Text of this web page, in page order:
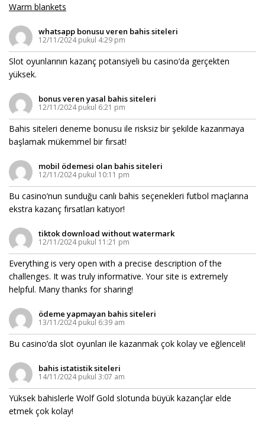
Warm blankets
whatsapp bonusu veren bahis siteleri
12/11/2024 pukul 4:29 pm
Slot oyunlarının kazanç potansiyeli bu casino’da gerçekten
yüksek.
bonus veren yasal bahis siteleri
12/11/2024 pukul 6:21 pm
Bahis siteleri deneme bonusu ile risksiz bir şekilde kazanmaya
başlamak mükemmel bir fırsat!
mobil ödemesi olan bahis siteleri
12/11/2024 pukul 10:11 pm
Bu casino’nun sunduğu canlı bahis seçenekleri futbol maçlarına
ekstra kazanç fırsatları katıyor!
tiktok download without watermark
12/11/2024 pukul 11:21 pm
Everything is very open with a precise description of the
challenges. It was truly informative. Your site is extremely
helpful. Many thanks for sharing!
ödeme yapmayan bahis siteleri
13/11/2024 pukul 6:39 am
Bu casino’da slot oyunları ile kazanmak çok kolay ve eğlenceli!
bahis istatistik siteleri
14/11/2024 pukul 3:07 am
Yüksek bahislerle Wolf Gold slotunda büyük kazançlar elde
etmek çok kolay!